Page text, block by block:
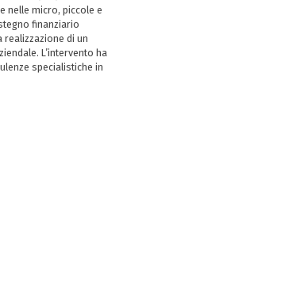
nelle micro, piccole e
finanziario
realizzazione di un
L’intervento ha
specialistiche in